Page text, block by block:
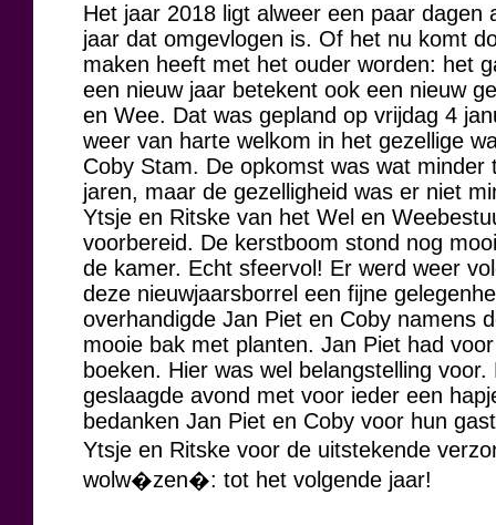
Het jaar 2018 ligt alweer een paar dagen
jaar dat omgevlogen is. Of het nu komt
maken heeft met het ouder worden: het
een nieuw jaar betekent ook een nieuw
en Wee. Dat was gepland op vrijdag 4
weer van harte welkom in het gezellige
Coby Stam. De opkomst was wat minder
jaren, maar de gezelligheid was er niet
Ytsje en Ritske van het Wel en
voorbereid. De kerstboom stond nog
de kamer. Echt sfeervol! Er werd weer
deze nieuwjaarsborrel een fijne
overhandigde Jan Piet en Coby namens
mooie bak met planten. Jan Piet had
boeken. Hier was wel belangstelling
geslaagde avond met voor ieder een
bedanken Jan Piet en Coby voor hun
Ytsje en Ritske voor de uitstekende
wolw�zen�: tot het volgende jaar!